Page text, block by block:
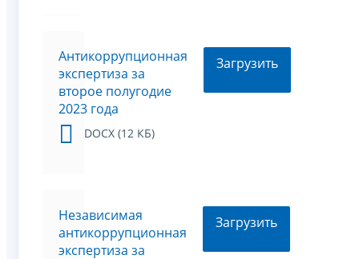
Антикоррупционная
экспертиза за
второе полугодие
2023 года
DOCX (12 КБ)
Загрузить
Независимая
антикоррупционная
экспертиза за
Загрузить